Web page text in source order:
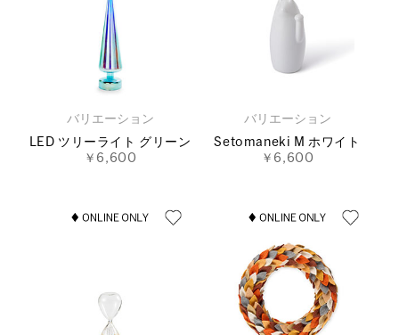
バリエーション
LED ツリーライト グリーン
￥6,600
バリエーション
Setomaneki M ホワイト
￥6,600